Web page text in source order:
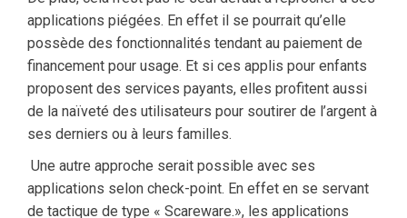
applications piégées. En effet il se pourrait qu’elle
possède des fonctionnalités tendant au paiement de
financement pour usage. Et si ces applis pour enfants
proposent des services payants, elles profitent aussi
de la naïveté des utilisateurs pour soutirer de l’argent à
ses derniers ou à leurs familles.
Une autre approche serait possible avec ses
applications selon check-point. En effet en se servant
de tactique de type « Scareware.», les applications